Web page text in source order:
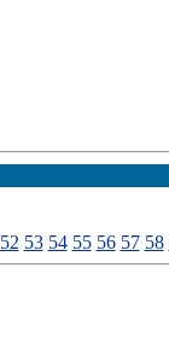
52 53 54 55 56 57 58